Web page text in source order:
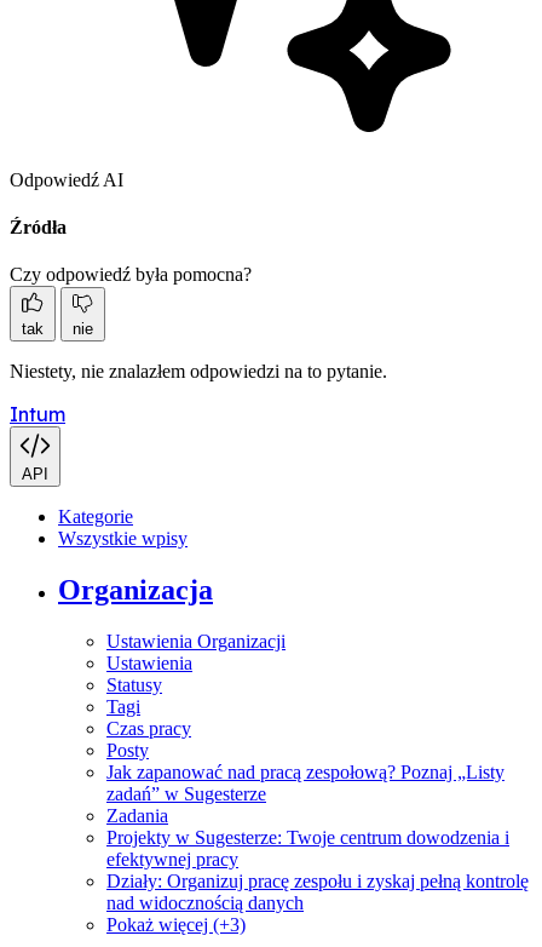
Odpowiedź AI
Źródła
Czy odpowiedź była pomocna?
tak nie
Niestety, nie znalazłem odpowiedzi na to pytanie.
Intum
API
Kategorie
Wszystkie wpisy
Organizacja
Ustawienia Organizacji
Ustawienia
Statusy
Tagi
Czas pracy
Posty
Jak zapanować nad pracą zespołową? Poznaj „Listy
zadań” w Sugesterze
Zadania
Projekty w Sugesterze: Twoje centrum dowodzenia i
efektywnej pracy
Działy: Organizuj pracę zespołu i zyskaj pełną kontrolę
nad widocznością danych
Pokaż więcej (+3)